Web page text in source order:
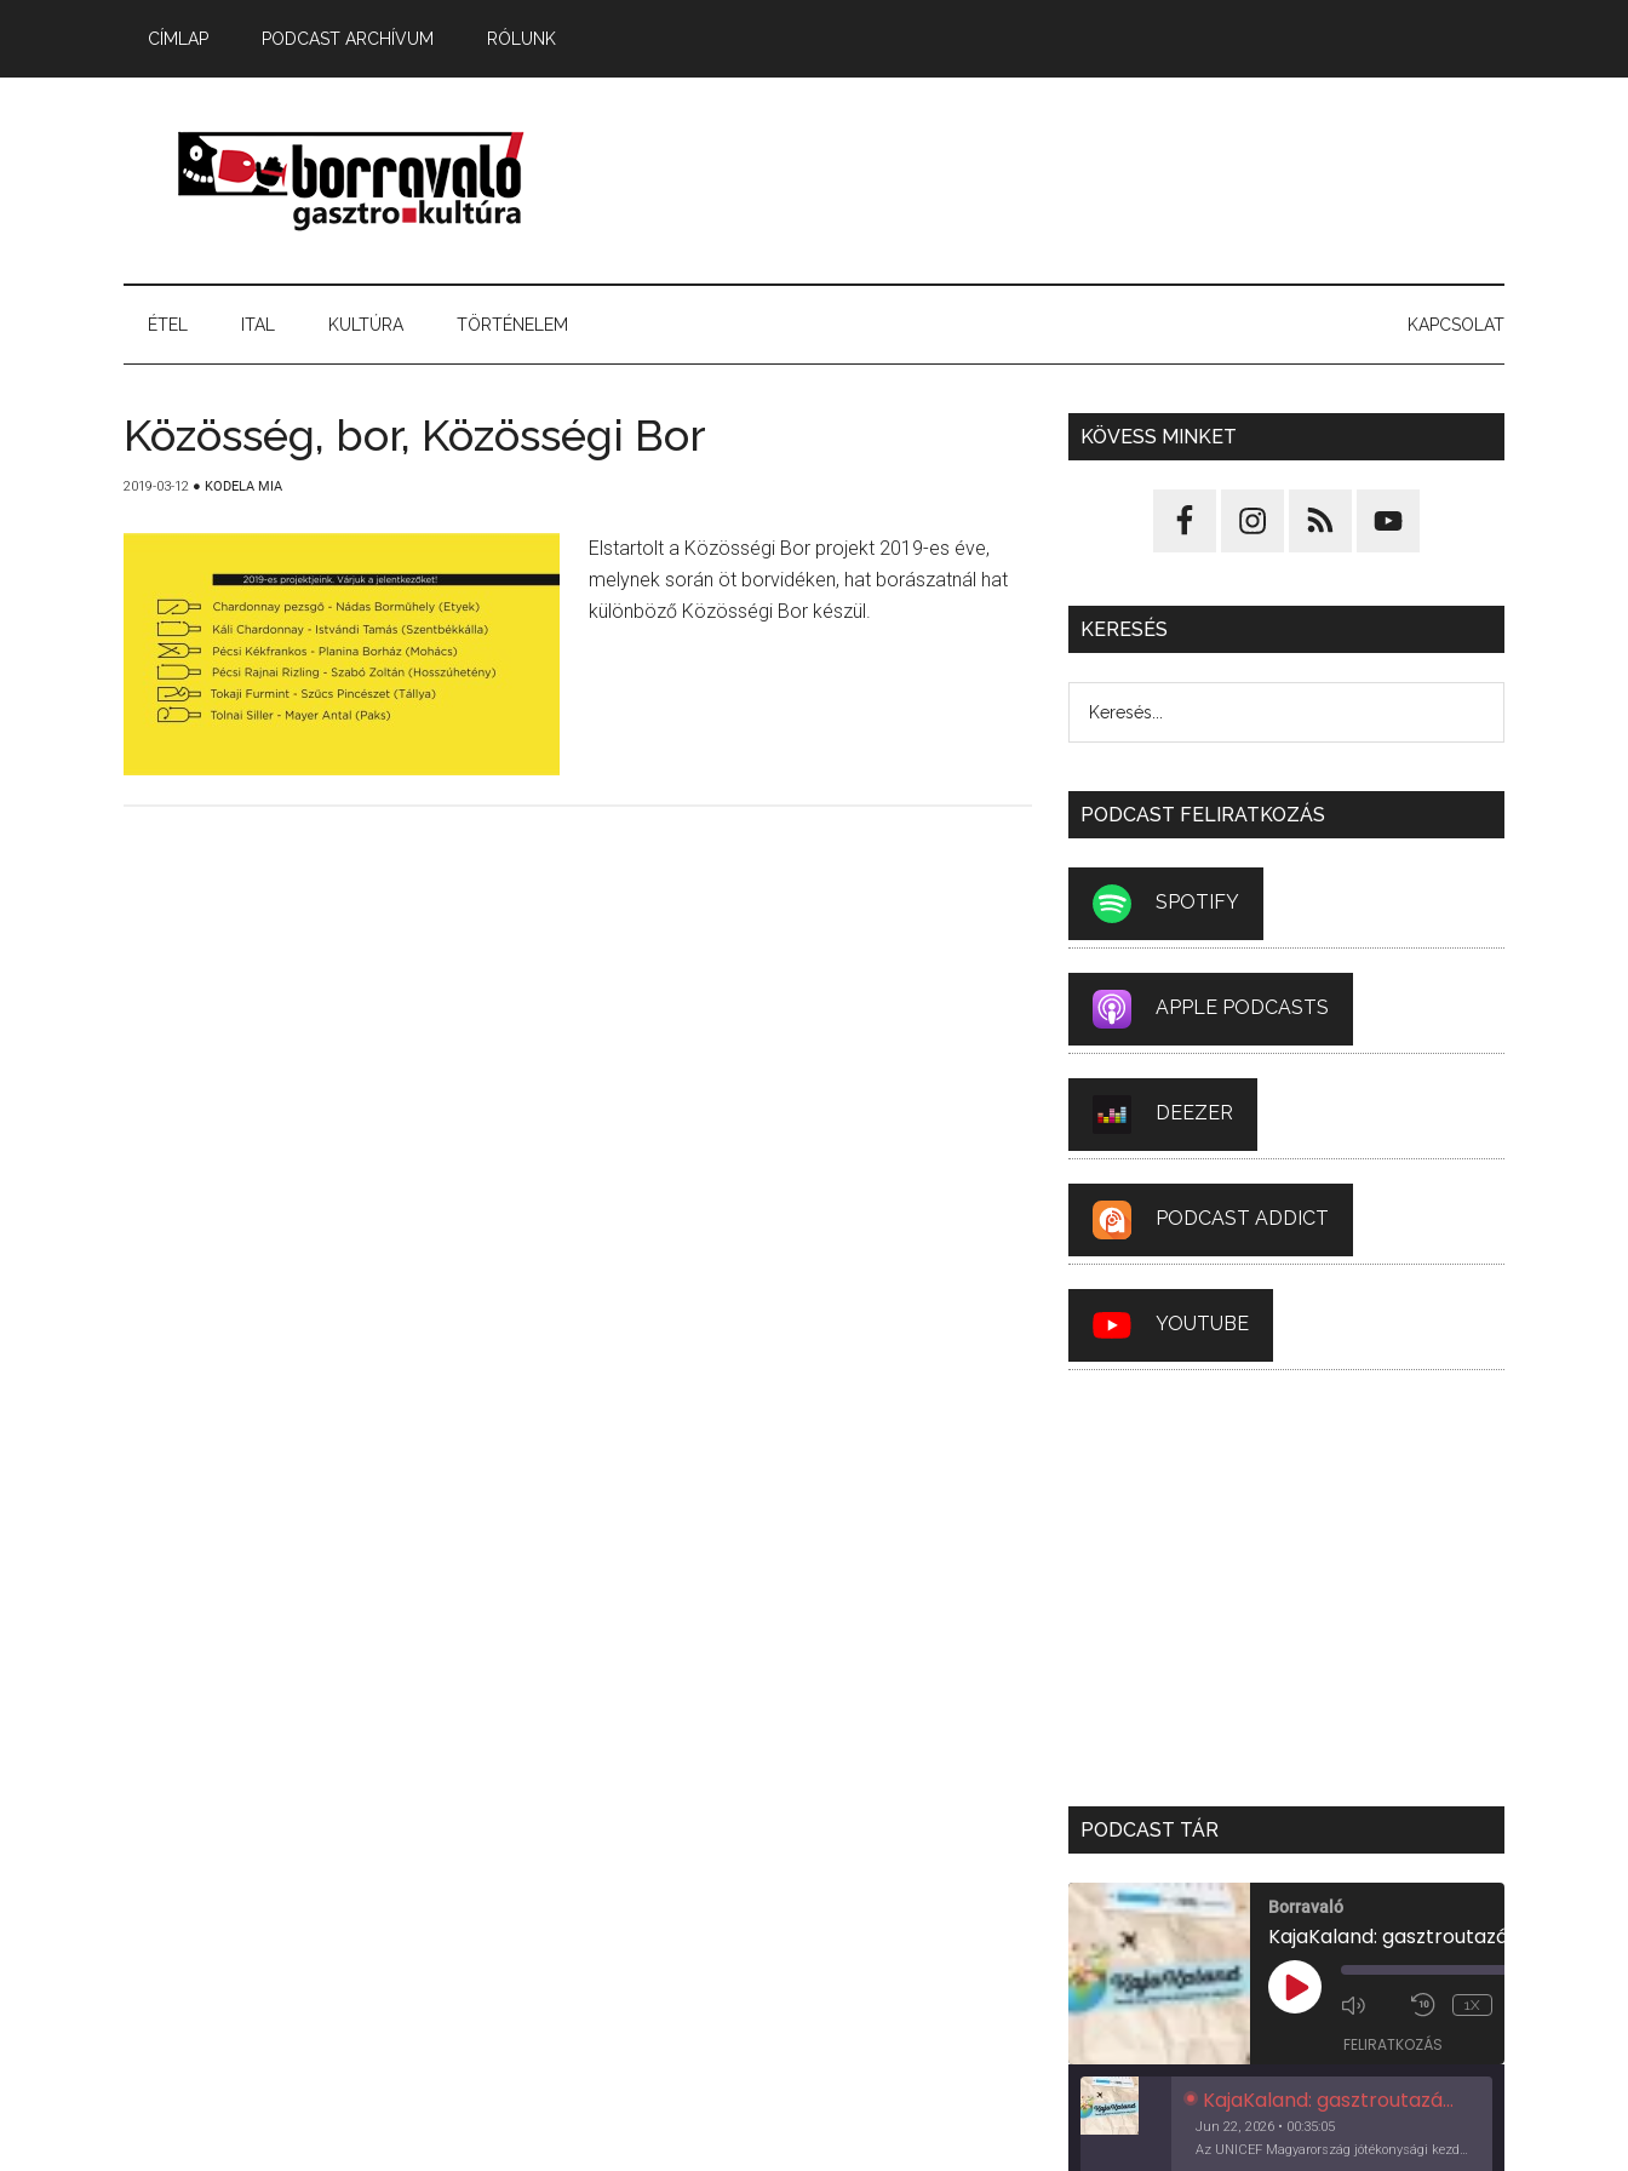
CÍMLAP PODCAST ARCHÍVUM RÓLUNK
ÉTEL ITAL KULTÚRA TÖRTÉNELEM KAPCSOLAT
Közösség, bor, Közösségi Bor
2019-03-12 ● KODELA MIA
Elstartolt a Közösségi Bor projekt 2019-es éve,
melynek során öt borvidéken, hat borászatnál hat
különböző Közösségi Bor készül.
KÖVESS MINKET
KERESÉS
PODCAST FELIRATKOZÁS
SPOTIFY
APPLE PODCASTS
DEEZER
PODCAST ADDICT
YOUTUBE
PODCAST TÁR
Borravaló
PLAY
EPISODE
1X
FELIRATKOZÁS
KajaKaland: gasztroutazás a föld körül
Jun 22, 2026 • 00:35:05
Az UNICEF Magyarország jótékonysági kezdeményezése izgalmas, egész éves világkörüli ízutazásra hív, igazi családi program és gasztroedukáció, illetve segítség a rászorulóknak is egyben.